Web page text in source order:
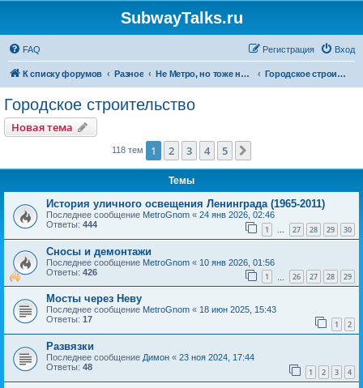
SubwayTalks.ru
FAQ Вход
Регистрация
К списку форумов Разное Не Метро, но тоже нам интересно Городское строительство
Городское строительство
Новая тема
118 тем 1 2 3 4 5
Темы
История уличного освещения Ленинграда (1965-2011)
Последнее сообщение MetroGnom « 24 янв 2026, 02:46
Ответы: 444 1 … 27 28 29 30
Сносы и демонтажи
Последнее сообщение MetroGnom « 10 янв 2026, 01:56
Ответы: 426 1 26 27 28 29
Мосты через Неву
Последнее сообщение MetroGnom « 18 июн 2025, 15:43
Ответы: 17 1 2
Развязки
Последнее сообщение Димон « 23 ноя 2024, 17:44
Ответы: 48 1 2 3 4